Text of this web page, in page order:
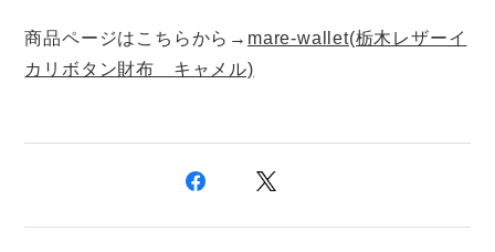
商品ページはこちらから→ mare-wallet(栃木レザーイ
カリボタン財布 キャメル)